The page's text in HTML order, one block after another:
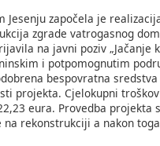
Jesenju započela je
zgrade vatrogasnog
na javni poziv „Jačanje
i potpomognutim
bespovratna
projekta. Cjelokupni
eura. Provedba projekta
na rekonstrukciji a nakon